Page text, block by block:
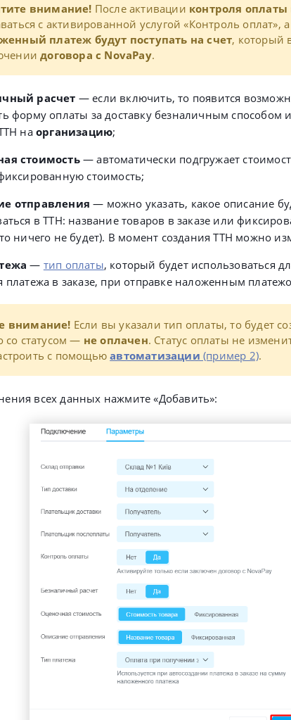
внимание! После активации контроля оплаты
с активированной услугой «Контроль оплат»,
платеж будут поступать на счет, который
договора с NovaPay.
расчет — если включить, то появится
форму оплаты за доставку безналичным способом
на организацию;
стоимость— автоматически подгружает
стоимость;
отправления — можно указать, какое описание
в ТТН: название товаров в заказе или
ничего не будет). В момент создания ТТН можно
— тип оплаты, который будет использоваться
платежа в заказе, при отправке наложенным
внимание! Если вы указали тип оплаты, то будет
со статусом — не оплачен. Статус оплаты не
с помощьюавтоматизации(пример 2).
всех данных нажмите «Добавить»: